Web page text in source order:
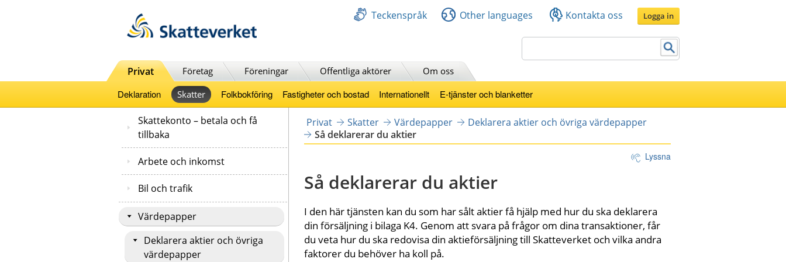
Teckenspråk Other languages Kontakta oss Logga in
Privat Företag Föreningar Offentliga aktörer Om oss
Deklaration Skatter Folkbokföring Fastigheter och bostad Internationellt E-tjänster och blanketter
Skattekonto – betala och få
tillbaka
Arbete och inkomst
Bil och trafik
Värdepapper
Deklarera aktier och övriga
värdepapper
Privat Skatter Värdepapper
Deklarera aktier och övriga värdepapper
Så deklarerar du aktier
Lyssna
Så deklarerar du aktier
I den här tjänsten kan du som har sålt aktier få hjälp med hur du ska deklarera
din försäljning i bilaga K4. Genom att svara på frågor om dina transaktioner, får
du veta hur du ska redovisa din aktieförsäljning till Skatteverket och vilka andra
faktorer du behöver ha koll på.